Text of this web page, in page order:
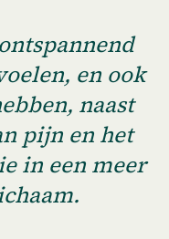
en ook
naast
pijn en het
in een meer